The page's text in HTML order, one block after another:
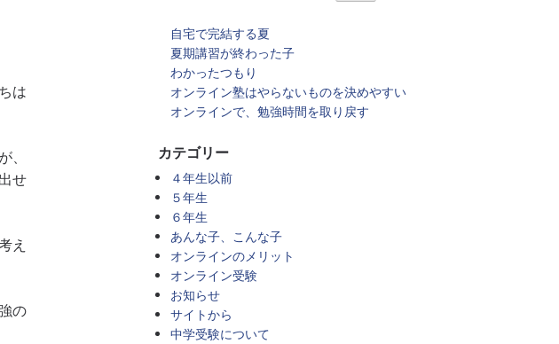
は
、
せ
え
の
自宅で完結する夏
夏期講習が終わった子
わかったつもり
オンライン塾はやらないものを決めやすい
オンラインで、勉強時間を取り戻す
カテゴリー
４年生以前
５年生
６年生
あんな子、こんな子
オンラインのメリット
オンライン受験
お知らせ
サイトから
中学受験について